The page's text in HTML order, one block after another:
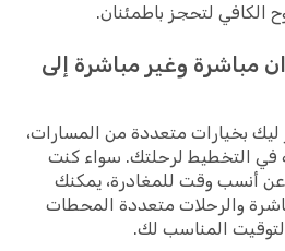
الكافي لتحجز باطمئنان.
مباشرة وغير مباشرة إلى
ليك بخيارات متعددة من المسارات،
في التخطيط لرحلتك. سواء كنت
عن أنسب وقت للمغادرة، يمكنك
والرحلات متعددة المحطات
المناسب لك.